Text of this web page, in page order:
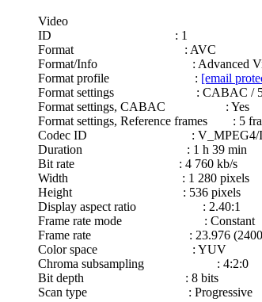
Video
ID : 1
Format : AVC
Format/Info : Advanced
Format profile : [email
Format settings : CABAC / 5
Format settings, CABAC : Yes
Format settings, Reference frames : 5
Codec ID : V_MPEG4/
Duration : 1 h 39 min
Bit rate : 4 760 kb/s
Width : 1 280 pixels
Height : 536 pixels
Display aspect ratio : 2.40:1
Frame rate mode : Constant
Frame rate : 23.976 (24000/
Color space : YUV
Chroma subsampling : 4:2:0
Bit depth : 8 bits
Scan type : Progressive